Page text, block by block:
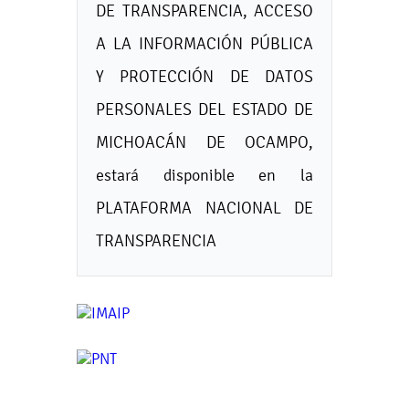
DE TRANSPARENCIA, ACCESO
A LA INFORMACIÓN PÚBLICA
Y PROTECCIÓN DE DATOS
PERSONALES DEL ESTADO DE
MICHOACÁN DE OCAMPO,
estará disponible en la
PLATAFORMA NACIONAL DE
TRANSPARENCIA